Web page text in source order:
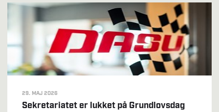
29. MAJ 2026
Sekretariatet er lukket på Grundlovsdag